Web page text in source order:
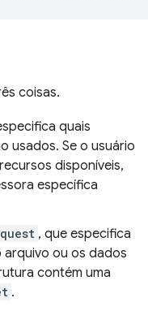
coisas.
quais
usados. Se o usuário
disponíveis,
específica
, que especifica
arquivo ou os dados
contém uma
.